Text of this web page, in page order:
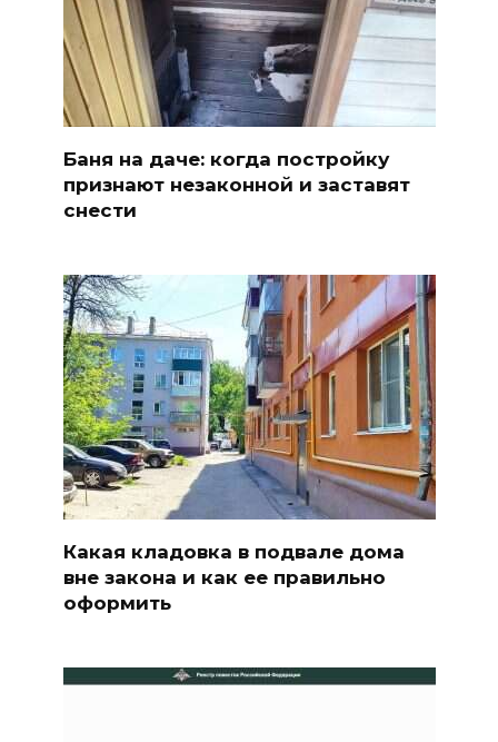
Баня на даче: когда постройку
признают незаконной и заставят
снести
Какая кладовка в подвале дома
вне закона и как ее правильно
оформить